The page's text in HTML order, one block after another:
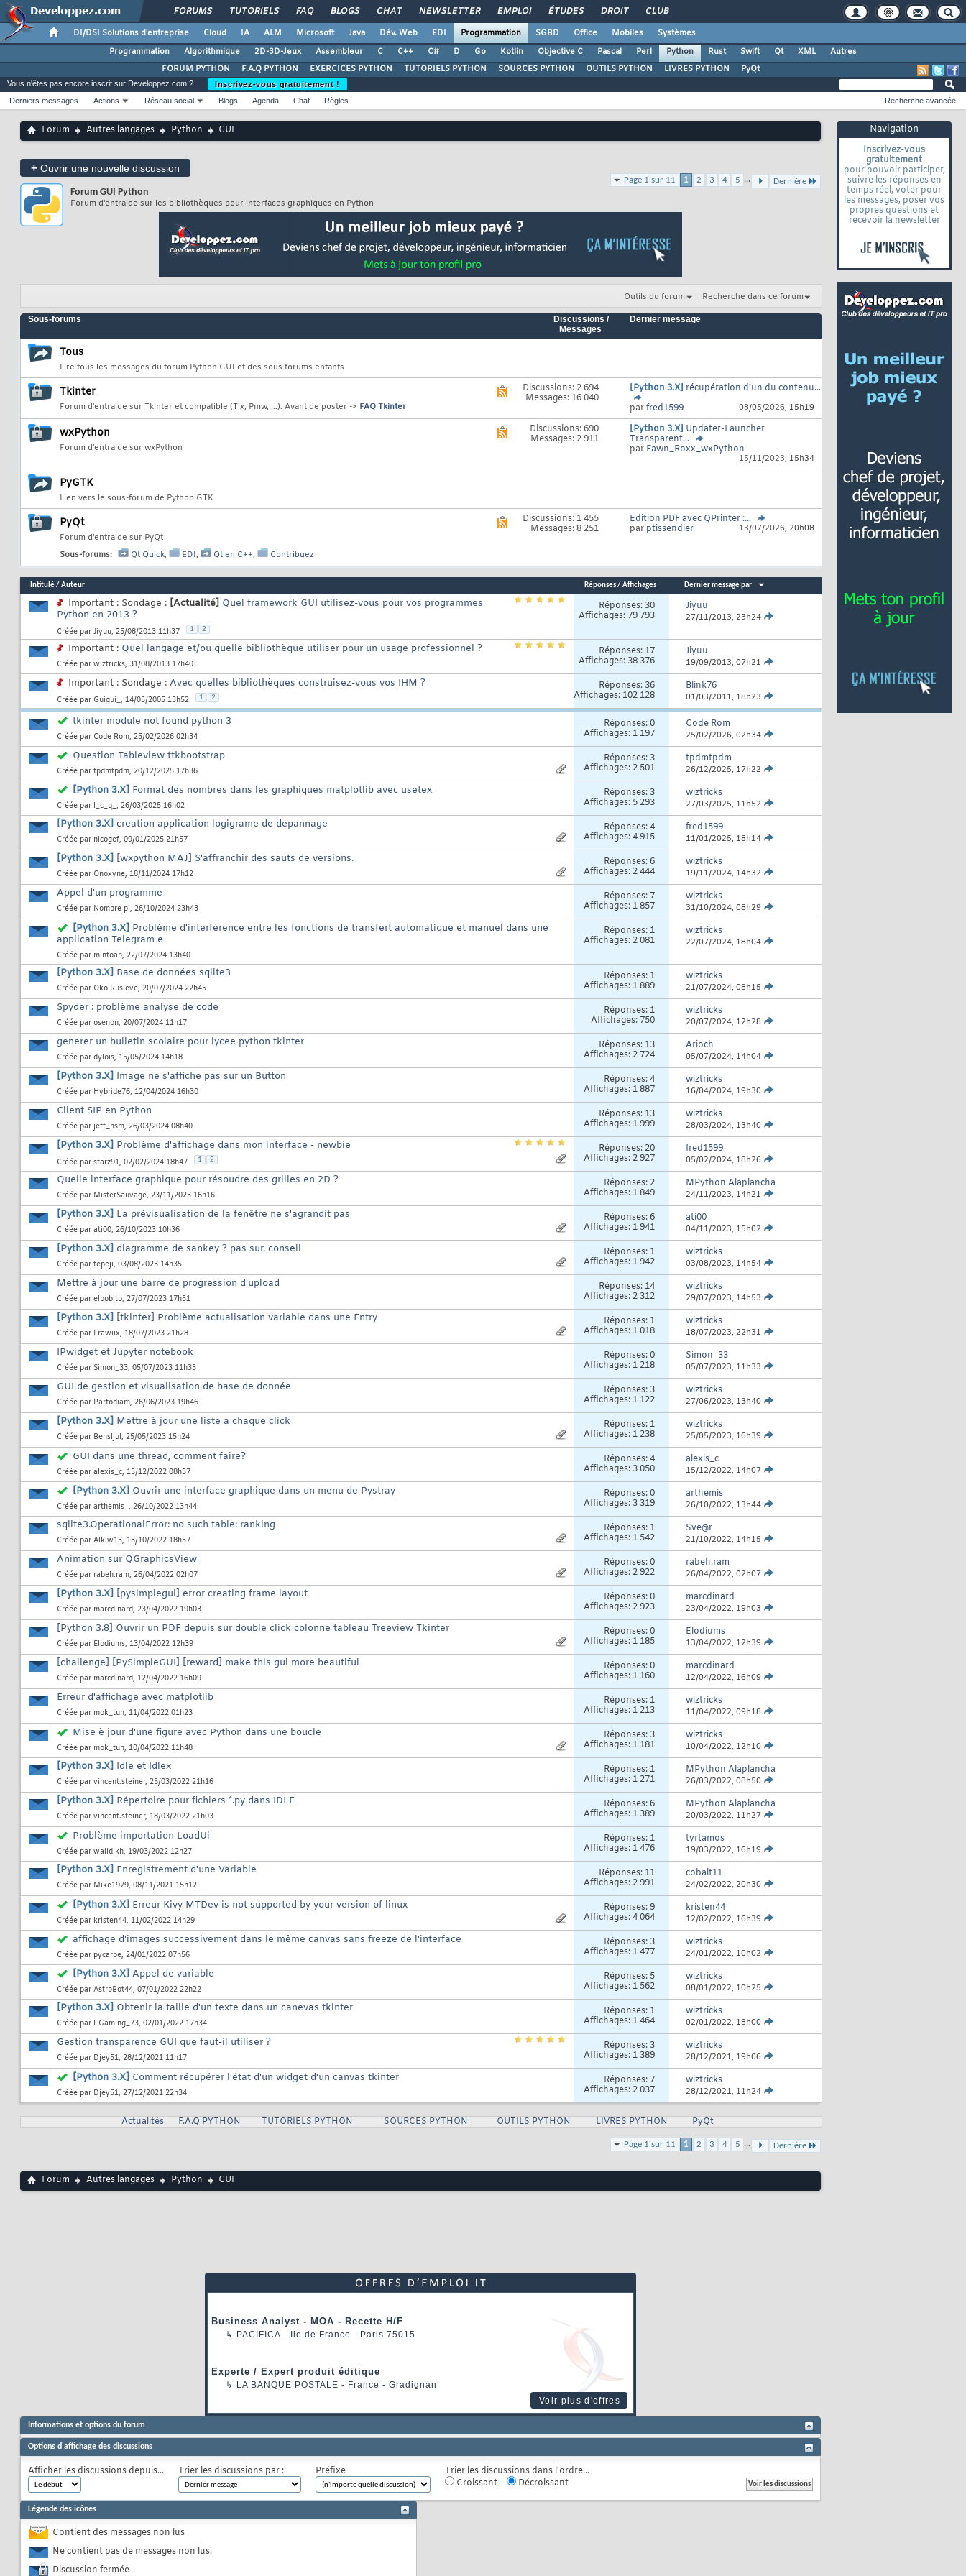
FORUMS TUTORIELS FAQ BLOGS CHAT NEWSLETTER EMPLOI ÉTUDES DROIT CLUB
DI/DSI Solutions d'entreprise Cloud IA ALM Microsoft Java Dév. Web EDI Programmation SGBD Office Mobiles
Systèmes
Programmation
Algorithmique 2D-3D-Jeux Assembleur C C++ C# D Go Kotlin Objective C Pascal Perl Python Rust Swift Qt XML
Autres
FORUM PYTHON
F.A.Q PYTHON EXERCICES PYTHON TUTORIELS PYTHON SOURCES PYTHON OUTILS PYTHON LIVRES PYTHON PyQt
Vous n'êtes pas encore inscrit sur Developpez.com ?
Inscrivez-vous gratuitement !
Derniers messages
Actions Réseau social Blogs Agenda Chat Règles Recherche avancée
Forum Autres langages Python GUI Navigation
Inscrivez-vous
gratuitement
pour pouvoir participer,
suivre les réponses en
temps réel, voter pour
les messages, poser vos
propres questions et
recevoir la newsletter
+ Ouvrir une nouvelle discussion
Page 1 sur 11 1 2 3 4 5 ... Dernière
Forum GUI Python
Forum d'entraide sur les bibliothèques pour interfaces graphiques en Python
Outils du forum Recherche dans ce forum
Sous-forums
Discussions /
Messages
Dernier message
Tous
Lire tous les messages du forum Python GUI et des sous forums enfants
Tkinter
Forum d'entraide sur Tkinter et compatible (Tix, Pmw, ...). Avant de poster -> FAQ Tkinter
Voir
RSS
Discussions: 2 694
Messages: 16 040
[Python 3.X] récupération d'un du contenu...
parfred1599 08/05/2026, 15h19
wxPython
Forum d'entraide sur wxPython
de
Discussions: 690
Messages: 2 911
[Python 3.X] Updater-Launcher
Transparent...
par Fawn_Roxx_wxPython
15/11/2023, 15h34
PyGTK
Lien vers le sous-forum de Python GTK
PyQt
Forum d'entraide sur PyQt
Sous-forums:
Qt Quick, EDI, Qt en C++, Contribuez
VoirDiscussions: 1 455
Messages: 8 251
Edition PDF avec QPrinter :...
par ptissendier 13/07/2026, 20h08
Intitulé/ Auteur Réponses/ Affichages Dernier message par
Important : Sondage : [Actualité] Quel framework GUI utilisez-vous pour vos programmes
Python en 2013 ?
Créée par Jiyuu, 25/08/2013 11h37 1 2
Réponses: 30
Affichages: 79 793
Jiyuu
27/11/2013, 23h24
Important : Quel langage et/ou quelle bibliothèque utiliser pour un usage professionnel ?
Créée par wiztricks, 31/08/2013 17h40
Réponses: 17
Affichages: 38 376
Jiyuu
19/09/2013, 07h21
Important : Sondage : Avec quelles bibliothèques construisez-vous vos IHM ?
Créée par Guigui_, 14/05/2005 13h52 1 2
Réponses: 36
Affichages: 102 128
Blink76
01/03/2011, 18h23
tkinter module not found python 3
Créée par Code Rom, 25/02/2026 02h34
Réponses:0
Affichages: 1 197
Code Rom
25/02/2026, 02h34
Question Tableview ttkbootstrap
Créée par tpdmtpdm, 20/12/2025 17h36
Réponses: 3
Affichages: 2 501
tpdmtpdm
26/12/2025, 17h22
[Python 3.X] Format des nombres dans les graphiques matplotlib avec usetex
Créée par l_c_q_, 26/03/2025 16h02
Réponses: 3
Affichages: 5 293
wiztricks
27/03/2025, 11h52
[Python 3.X] creation application logigrame de depannage
Créée par nicogef, 09/01/2025 21h57
Réponses:4
Affichages: 4 915
fred1599
11/01/2025, 18h14
[Python 3.X] [wxpython MAJ] S'affranchir des sauts de versions.
Créée par Onoxyne, 18/11/2024 17h12
Réponses:6
Affichages: 2 444
wiztricks
19/11/2024, 14h32
Appel d'un programme
Créée par Nombre pi, 26/10/2024 23h43
Réponses: 7
Affichages: 1 857
wiztricks
31/10/2024, 08h29
[Python 3.X] Problème d'interférence entre les fonctions de transfert automatique et manuel dans une
application Telegram e
Créée par mintoah, 22/07/2024 13h40
Réponses: 1
Affichages: 2 081
wiztricks
22/07/2024, 18h04
[Python 3.X] Base de données sqlite3
Créée par Oko Rusleve, 20/07/2024 22h45
Réponses: 1
Affichages: 1 889
wiztricks
21/07/2024, 08h15
Spyder : problème analyse de code
Créée par osenon, 20/07/2024 11h17
Réponses: 1
Affichages: 750
wiztricks
20/07/2024, 12h28
generer un bulletin scolaire pour lycee python tkinter
Créée par dylois, 15/05/2024 14h18
Réponses: 13
Affichages: 2 724
Arioch
05/07/2024, 14h04
[Python 3.X] Image ne s'affiche pas sur un Button
Créée par Hybride76, 12/04/2024 16h30
Réponses:4
Affichages: 1 887
wiztricks
16/04/2024, 19h30
Client SIP en Python
Créée par jeff_hsm, 26/03/2024 08h40
Réponses: 13
Affichages: 1 999
wiztricks
28/03/2024, 13h40
[Python 3.X] Problème d'affichage dans mon interface - newbie
Créée par starz91, 02/02/2024 18h47 1 2
Réponses: 20
Affichages: 2 927
fred1599
05/02/2024, 18h26
Quelle interface graphique pour résoudre des grilles en 2D ?
Créée par MisterSauvage, 23/11/2023 16h16
Réponses: 2
Affichages: 1 849
MPython Alaplancha
24/11/2023, 14h21
[Python 3.X] La prévisualisation de la fenêtre ne s'agrandit pas
Créée par ati00, 26/10/2023 10h36
Réponses:6
Affichages: 1 941
ati00
04/11/2023, 15h02
[Python 3.X] diagramme de sankey ? pas sur. conseil
Créée par tepeji, 03/08/2023 14h35
Réponses: 1
Affichages: 1 942
wiztricks
03/08/2023, 14h54
Mettre à jour une barre de progression d'upload
Créée par elbobito, 27/07/2023 17h51
Réponses: 14
Affichages: 2 312
wiztricks
29/07/2023, 14h53
[Python 3.X] [tkinter] Problème actualisation variable dans une Entry
Créée par Frawiix, 18/07/2023 21h28
Réponses: 1
Affichages: 1 018
wiztricks
18/07/2023, 22h31
IPwidget et Jupyter notebook
Créée par Simon_33, 05/07/2023 11h33
Réponses:0
Affichages: 1 218
Simon_33
05/07/2023, 11h33
GUI de gestion et visualisation de base de donnée
Créée par Partodiam, 26/06/2023 19h46
Réponses: 3
Affichages: 1 122
wiztricks
27/06/2023, 13h40
[Python 3.X] Mettre à jour une liste a chaque click
Créée par Bensljul, 25/05/2023 15h24
Réponses: 1
Affichages: 1 238
wiztricks
25/05/2023, 16h39
GUI dans une thread, comment faire?
Créée par alexis_c, 15/12/2022 08h37
Réponses:4
Affichages: 3 050
alexis_c
15/12/2022, 14h07
[Python 3.X] Ouvrir une interface graphique dans un menu de Pystray
Créée par arthemis_, 26/10/2022 13h44
Réponses:0
Affichages: 3 319
arthemis_
26/10/2022, 13h44
sqlite3.OperationalError: no such table: ranking
Créée par Alkiw13, 13/10/2022 18h57
Réponses: 1
Affichages: 1 542
Sve@r
21/10/2022, 14h15
Animation sur QGraphicsView
Créée par rabeh.ram, 26/04/2022 02h07
Réponses:0
Affichages: 2 922
rabeh.ram
26/04/2022, 02h07
[Python 3.X] [pysimplegui] error creating frame layout
Créée par marcdinard, 23/04/2022 19h03
Réponses:0
Affichages: 2 923
marcdinard
23/04/2022, 19h03
[Python 3.8] Ouvrir un PDF depuis sur double click colonne tableau Treeview Tkinter
Créée par Elodiums, 13/04/2022 12h39
Réponses:0
Affichages: 1 185
Elodiums
13/04/2022, 12h39
[challenge] [PySimpleGUI] [reward] make this gui more beautiful
Créée par marcdinard, 12/04/2022 16h09
Réponses:0
Affichages: 1 160
marcdinard
12/04/2022, 16h09
Erreur d'affichage avec matplotlib
Créée par mok_tun, 11/04/2022 01h23
Réponses: 1
Affichages: 1 213
wiztricks
11/04/2022, 09h18
Mise è jour d'une figure avec Python dans une boucle
Créée par mok_tun, 10/04/2022 11h48
Réponses: 3
Affichages: 1 181
wiztricks
10/04/2022, 12h10
[Python 3.X] Idle et Idlex
Créée par vincent.steiner, 25/03/2022 21h16
Réponses: 1
Affichages: 1 271
MPython Alaplancha
26/03/2022, 08h50
[Python 3.X] Répertoire pour fichiers *.py dans IDLE
Créée par vincent.steiner, 18/03/2022 21h03
Réponses:6
Affichages: 1 389
MPython Alaplancha
20/03/2022, 11h27
Problème importation LoadUi
Créée par walid kh, 19/03/2022 12h27
Réponses: 1
Affichages: 1 476
tyrtamos
19/03/2022, 16h19
[Python 3.X] Enregistrement d'une Variable
Créée par Mike1979, 08/11/2021 15h12
Réponses: 11
Affichages: 2 991
cobalt11
24/02/2022, 20h30
[Python 3.X] Erreur Kivy MTDev is not supported by your version of linux
Créée par kristen44, 11/02/2022 14h29
Réponses:9
Affichages: 4 064
kristen44
12/02/2022, 16h39
affichage d'images successivement dans le même canvas sans freeze de l'interface
Créée par pycarpe, 24/01/2022 07h56
Réponses: 3
Affichages: 1 477
wiztricks
24/01/2022, 10h02
[Python 3.X] Appel de variable
Créée par AstroBot44, 07/01/2022 22h22
Réponses: 5
Affichages: 1 562
wiztricks
08/01/2022, 10h25
[Python 3.X] Obtenir la taille d'un texte dans un canevas tkinter
Créée par I-Gaming_73, 02/01/2022 17h34
Réponses: 1
Affichages: 1 464
wiztricks
02/01/2022, 18h00
Gestion transparence GUI que faut-il utiliser ?
Créée par Djey51, 28/12/2021 11h17
Réponses: 3
Affichages: 1 389
wiztricks
28/12/2021, 19h06
[Python 3.X] Comment récupérer l'état d'un widget d'un canvas tkinter
Créée par Djey51, 27/12/2021 22h34
Réponses: 7
Affichages: 2 037
wiztricks
28/12/2021, 11h24
Actualités F.A.Q PYTHON TUTORIELS PYTHON SOURCES PYTHON OUTILS PYTHON LIVRES PYTHON PyQt
Page 1 sur 11 1 2 3 4 5 ... Dernière
Forum Autres langages Python GUI
Business Analyst - MOA - Recette H/F
↳ PACIFICA - Ile de France - Paris 75015
Experte / Expert produit éditique
↳ LA BANQUE POSTALE - France - Gradignan
Voir plus d'offres
Informations et options du forum
Options d'affichage des discussions
Afficher les discussions depuis... Trier les discussions par : Préfixe
Trier les discussions dans l'ordre...
Croissant
Décroissant
Légende des icônes
Contient des messages non lus
Ne contient pas de messages non lus.
Discussion fermée